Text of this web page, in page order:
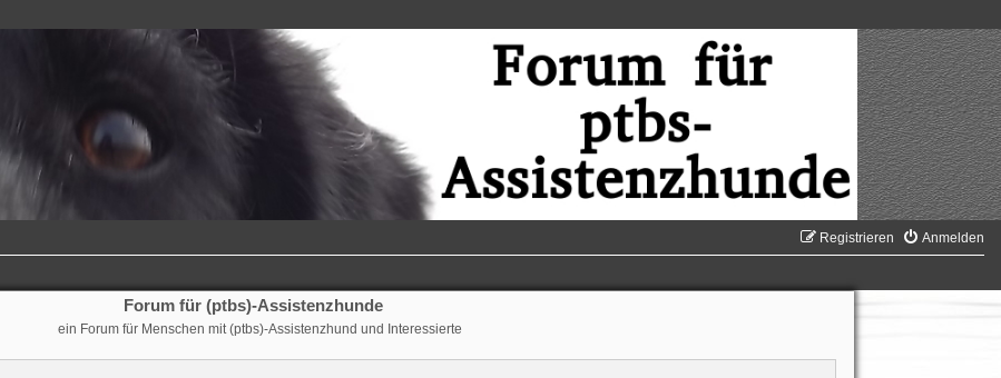
Anmelden
Registrieren
Forum für (ptbs)-Assistenzhunde
ein Forum für Menschen mit (ptbs)-Assistenzhund und Interessierte